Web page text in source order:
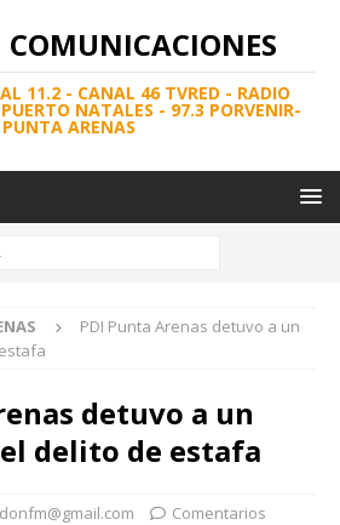
11.2 - CANAL 46 TVRED - RADIO
NATALES - 97.3 PORVENIR-
PUNTA ARENAS
PDI Punta Arenas detuvo a un
detuvo a un
delito de estafa
Comentarios